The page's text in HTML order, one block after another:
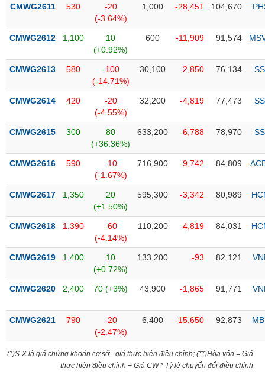
Danh
ETF
phiếu
tiết
quan
dịch
chính
tích
thuật
sơ
doanh
Tin
kiện
CMWG2611 530
-20
(-3.64%)
1,000 -28,451 104,670
CMWG2612 1,100
10
(+0.92%)
600 -11,909 91,574
CMWG2613 580
-100
(-14.71%)
30,100 -2,850 76,134
CMWG2614 420
-20
(-4.55%)
32,200 -4,819 77,473
CMWG2615 300
80
(+36.36%)
633,200 -6,788 78,970
CMWG2616 590
-10
(-1.67%)
716,900 -9,742 84,809
CMWG2617 1,350
20
(+1.50%)
595,300 -3,342 80,989
CMWG2618 1,390
-60
(-4.14%)
110,200 -4,819 84,031
CMWG2619 1,400
10
(+0.72%)
133,200 -93 82,121
CMWG2620 2,400 70 (+3%) 43,900 -1,865 91,771
CMWG2621 790
-20
(-2.47%)
6,400 -15,650 92,873
(*)S-X là giá chứng khoán cơ sở - giá thực hiện điều chỉnh; (**)Hòa vốn = Giá
thực hiện điều chỉnh + Giá CW * Tỷ lệ chuyển đổi điều chỉnh
LIỆU
MỚI
Ngành
(-)
VS-
SECTOR
VẬT
CÔNG